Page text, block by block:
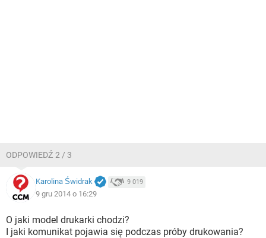
ODPOWIEDŹ 2 / 3
Karolina Świdrak 9 019
9 gru 2014 o 16:29
O jaki model drukarki chodzi?
I jaki komunikat pojawia się podczas próby drukowania?